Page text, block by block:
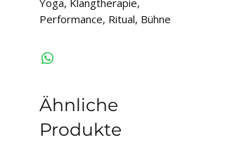
Performance, Ritual, Bühne
Ähnliche
Produkte